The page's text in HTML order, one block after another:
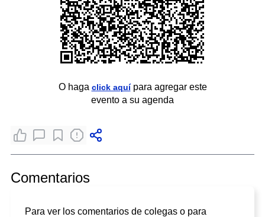
O haga click aquípara agregar este
evento a su agenda
Comentarios
Para ver los comentarios de colegas o para